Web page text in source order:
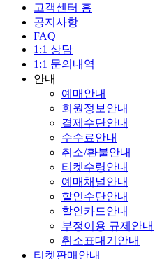
고객센터 홈
공지사항
FAQ
1:1 상담
1:1 문의내역
안내
예매안내
회원정보안내
결제수단안내
수수료안내
취소/환불안내
티켓수령안내
예매채널안내
할인수단안내
할인카드안내
부정이용 규제안내
취소표대기안내
티켓판매안내